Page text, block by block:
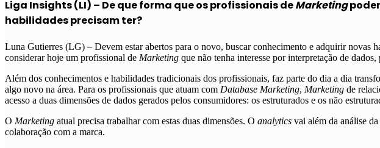
Liga Insights (LI) – De que forma que os profissionais deMarketing
habilidades precisam ter?
Luna Gutierres (LG) – Devem estar abertos para o novo, buscar conhecimento e adquirir novas
considerar hoje um profissional de Marketing que não tenha interesse por interpretação de
Além dos conhecimentos e habilidades tradicionais dos profissionais, faz parte do dia a dia
algo novo na área. Para os profissionais que atuam com Database Marketing, Marketing de
acesso a duas dimensões de dados gerados pelos consumidores: os estruturados e os não
O Marketing atual precisa trabalhar com estas duas dimensões. O analytics vai além da análise
colaboração com a marca.